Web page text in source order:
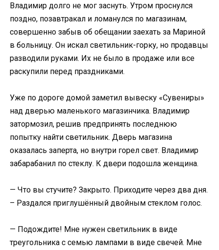
Владимир долго не мог заснуть. Утром проснулся
поздно, позавтракал и ломанулся по магазинам,
совершенно забыв об обещании заехать за Мариной
в больницу. Он искал светильник-горку, но продавцы
разводили руками. Их не было в продаже или все
раскупили перед праздниками.
Уже по дороге домой заметил вывеску «Сувениры»
над дверью маленького магазинчика. Владимир
затормозил, решив предпринять последнюю
попытку найти светильник. Дверь магазина
оказалась заперта, но внутри горел свет. Владимир
забарабанил по стеклу. К двери подошла женщина.
— Что вы стучите? Закрыто. Приходите через два дня.
– Раздался приглушённый двойным стеклом голос.
— Подождите! Мне нужен светильник в виде
треугольника с семью лампами в виде свечей. Мне